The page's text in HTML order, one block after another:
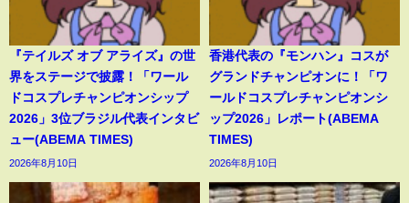
『テイルズ オブ アライズ』の世
界をステージで披露！「ワール
ドコスプレチャンピオンシップ
2026」3位ブラジル代表インタビ
ュー(ABEMA TIMES)
2026年8月10日
香港代表の『モンハン』コスが
グランドチャンピオンに！「ワ
ールドコスプレチャンピオンシ
ップ2026」レポート(ABEMA
TIMES)
2026年8月10日